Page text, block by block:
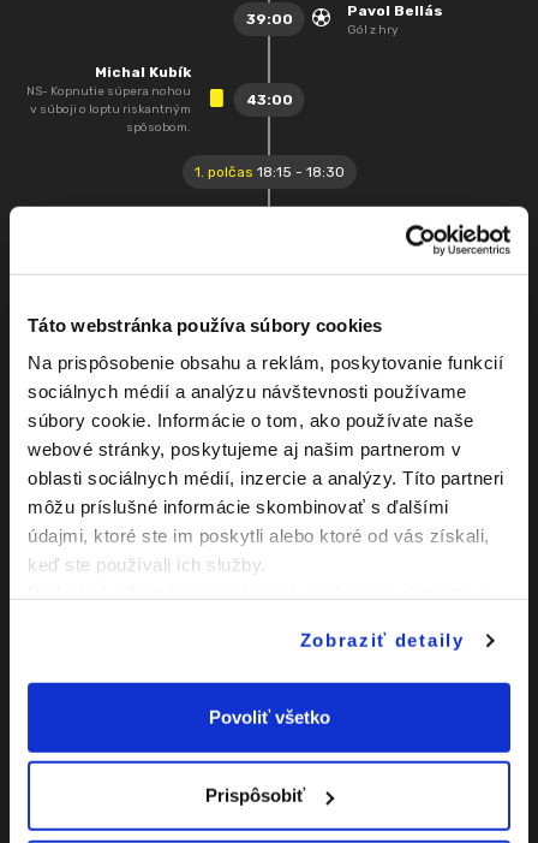
Táto webstránka používa súbory cookies
Na prispôsobenie obsahu a reklám, poskytovanie funkcií
sociálnych médií a analýzu návštevnosti používame
súbory cookie. Informácie o tom, ako používate naše
webové stránky, poskytujeme aj našim partnerom v
oblasti sociálnych médií, inzercie a analýzy. Títo partneri
môžu príslušné informácie skombinovať s ďalšími
údajmi, ktoré ste im poskytli alebo ktoré od vás získali,
keď ste používali ich služby.
Zobraziť detaily
Povoliť všetko
Prispôsobiť
39:00
Pavol Bellás
Gól z hry
43:00
Michal Kubík
NS- Kopnutie súpera nohou
v súboji o loptu riskantným
spôsobom.
1. polčas 18:15 - 18:30
46:00
Striedajúci hráč: Pavol Toth
46:00
Lukáš Manek
Striedajúci hráč: Peter
Vigoda
46:00
Milan Sekera
Striedajúci hráč: Samuel
Kňažek
Michal Maco
loptu.
riskantným spôsobom.
Gól z hry